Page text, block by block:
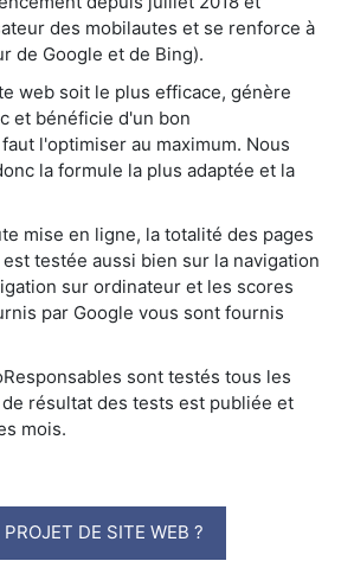
des mobilautes et se renforce à
de Google et de Bing).
web soit le plus efficace, génère
et bénéficie d'un bon
l'optimiser au maximum. Nous
la formule la plus adaptée et la
mise en ligne, la totalité des pages
testée aussi bien sur la navigation
sur ordinateur et les scores
par Google vous sont fournis
sont testés tous les
résultat des tests est publiée et
mois.
PROJET DE SITE WEB ?